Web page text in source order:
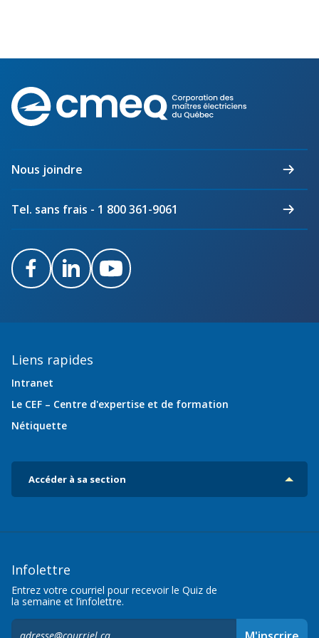
des
électriciens
Nous joindre
Tel. sans frais - 1 800 361-9061
FacebookLinkedInYoutube
Liens rapides
Intranet
Le CEF – Centre d'expertise et de formation
Nétiquette
Accéder à sa section
Infolettre
Entrez votre courriel pour recevoir le Quiz de
la semaine et l’infolettre.